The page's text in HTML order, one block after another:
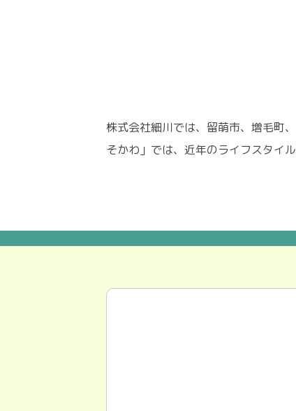
株式会社細川では、留萌市、増毛町
そかわ」では、近年のライフスタイ